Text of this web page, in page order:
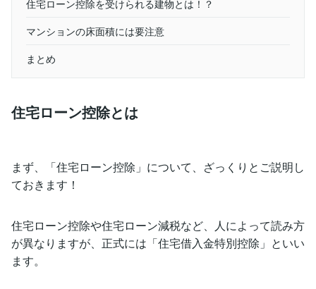
住宅ローン控除を受けられる建物とは！？
マンションの床面積には要注意
まとめ
住宅ローン控除とは
まず、「住宅ローン控除」について、ざっくりとご説明し
ておきます！
住宅ローン控除や住宅ローン減税など、人によって読み方
が異なりますが、正式には「住宅借入金特別控除」といい
ます。